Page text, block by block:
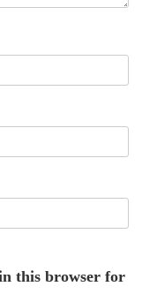
this browser for